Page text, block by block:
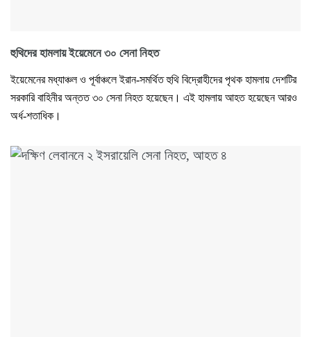
হুথিদের হামলায় ইয়েমেনে ৩০ সেনা নিহত
ইয়েমেনের মধ্যাঞ্চল ও পূর্বাঞ্চলে ইরান-সমর্থিত হুথি বিদ্রোহীদের পৃথক হামলায় দেশটির
সরকারি বাহিনীর অন্তত ৩০ সেনা নিহত হয়েছেন। এই হামলায় আহত হয়েছেন আরও
অর্ধ-শতাধিক।